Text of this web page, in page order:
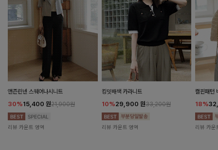
앤즌린넨 스퀘어나시니트
30%15,400 원21,900원
리뷰 카운트 영역
킹밋배색 카라니트
10%29,900 원33,200원
리뷰 카운트 영역
캘핀패턴
18%
리뷰 카운